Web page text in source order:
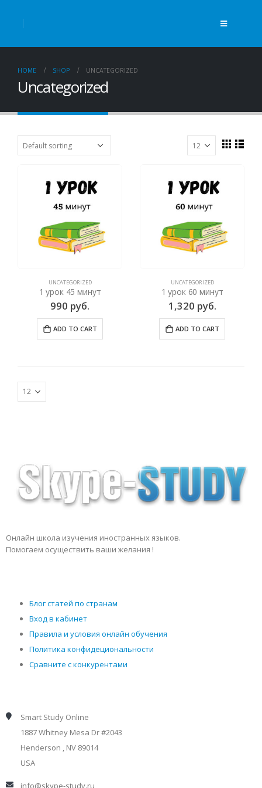
HOME SHOP UNCATEGORIZED
Uncategorized
UNCATEGORIZED
1 урок 45 минут
990 руб.
ADD TO CART
UNCATEGORIZED
1 урок 60 минут
1,320 руб.
ADD TO CART
Онлайн школа изучения иностранных языков.
Помогаем осуществить ваши желания !
Блог статей по странам
Вход в кабинет
Правила и условия онлайн обучения
Политика конфидециональности
Сравните с конкурентами
Smart Study Online
1887 Whitney Mesa Dr #2043
Henderson , NV 89014
USA
info@skype-study.ru